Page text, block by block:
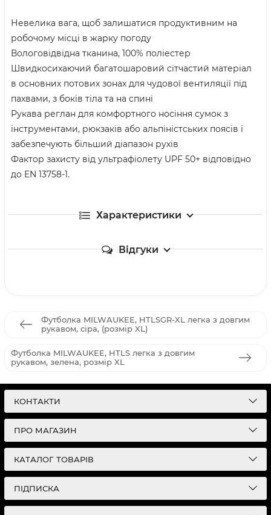
Невелика вага, щоб залишатися продуктивним на
робочому місці в жарку погоду
Вологовідвідна тканина, 100% поліестер
Швидкосихаючий багатошаровий сітчастий матеріал
в основних потових зонах для чудової вентиляції під
пахвами, з боків тіла та на спині
Рукава реглан для комфортного носіння сумок з
інструментами, рюкзаків або альпіністських поясів і
забезпечують більший діапазон рухів
Фактор захисту від ультрафіолету UPF 50+ відповідно
до EN 13758-1.
Характеристики
Відгуки
Футболка MILWAUKEE, HTLSGR-XL легка з довгим
рукавом, сіра, (розмір XL)
Футболка MILWAUKEE, HTLS легка з довгим
рукавом, зелена, розмір XL
КОНТАКТИ
ПРО МАГАЗИН
КАТАЛОГ ТОВАРІВ
ПІДПИСКА